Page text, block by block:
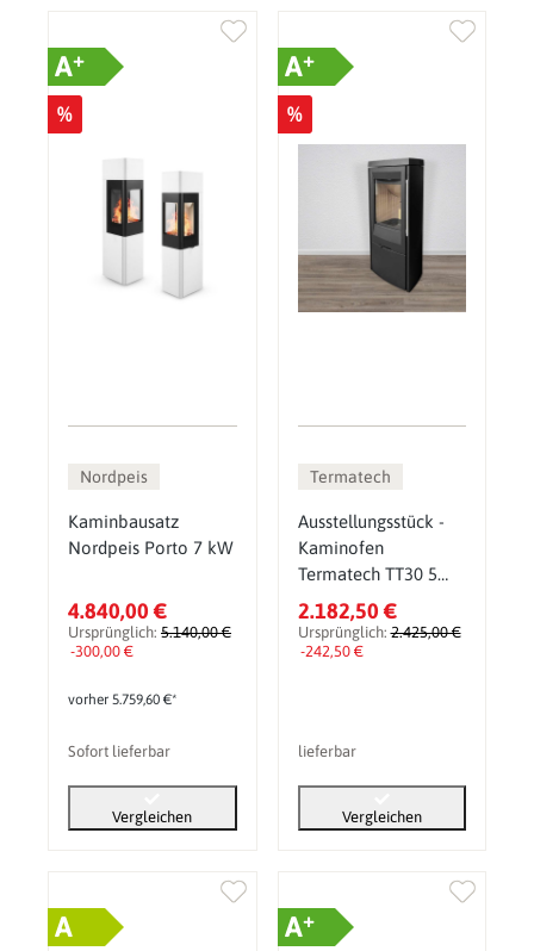
A+
%
Nordpeis
Kaminbausatz
Nordpeis Porto 7 kW
4.840,00 €
Ursprünglich: 5.140,00 €
-300,00 €
vorher 5.759,60 €*
Sofort lieferbar
Vergleichen
A+
%
Termatech
Ausstellungsstück -
Kaminofen
Termatech TT30 5
kW
2.182,50 €
Ursprünglich:2.425,00 €
-242,50 €
lieferbar
Vergleichen
A A+